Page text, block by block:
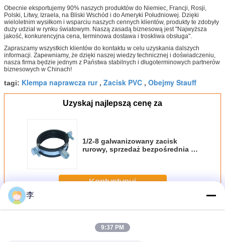
Obecnie eksportujemy 90% naszych produktów do Niemiec, Francji, Rosji,
Polski, Litwy, Izraela, na Bliski Wschód i do Ameryki Południowej. Dzięki
wieloletnim wysiłkom i wsparciu naszych cennych klientów, produkty te zdobyły
duży udział w rynku światowym. Naszą zasadą biznesową jest "Najwyższa
jakość, konkurencyjna cena, terminowa dostawa i troskliwa obsługa".
Zapraszamy wszystkich klientów do kontaktu w celu uzyskania dalszych
informacji. Zapewniamy, że dzięki naszej wiedzy technicznej i doświadczeniu,
nasza firma będzie jednym z Państwa stabilnych i długoterminowych partnerów
biznesowych w Chinach!
tagi: Klempa naprawcza rur, Zacisk PVC , Obejmy Stauff
Uzyskaj najlepszą cenę za
1/2-8 galwanizowany zacisk
rurowy, sprzedaż bezpośrednia z
Kontyntynuj
JeszczeZacisk rurowy
李
9:37 PM